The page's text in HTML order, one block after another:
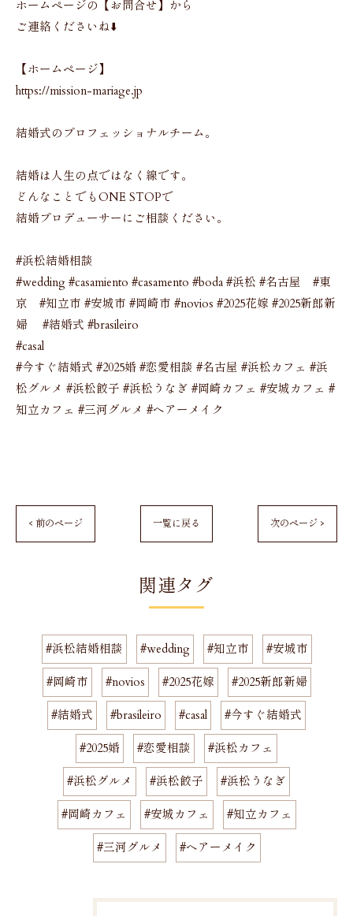
ホームページの【お問合せ】から
ご連絡くださいね⬇️
【ホームページ】
https://mission-mariage.jp
結婚式のプロフェッショナルチーム。
結婚は人生の点ではなく線です。
どんなことでもONE STOPで
結婚プロデューサーにご相談ください。
#浜松結婚相談
#wedding #casamiento #casamento #boda #浜松 #名古屋 #東
京 #知立市 #安城市 #岡崎市 #novios #2025花嫁 #2025新郎新
婦 #結婚式 #brasileiro
#casal
#今すぐ結婚式 #2025婚 #恋愛相談 #名古屋 #浜松カフェ #浜
松グルメ #浜松餃子 #浜松うなぎ #岡崎カフェ #安城カフェ #
知立カフェ #三河グルメ #ヘアーメイク
< 前のページ 一覧に戻る 次のページ >
関連タグ
#浜松結婚相談 #wedding #知立市 #安城市
#岡崎市 #novios #2025花嫁 #2025新郎新婦
#結婚式 #brasileiro #casal #今すぐ結婚式
#2025婚 #恋愛相談 #浜松カフェ
#浜松グルメ #浜松餃子 #浜松うなぎ
#岡崎カフェ #安城カフェ #知立カフェ
#三河グルメ #ヘアーメイク